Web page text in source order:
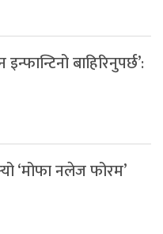
बाहिरिनुपर्छ’:
‘मोफा नलेज फोरम’